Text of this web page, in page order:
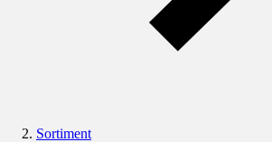
Sortiment